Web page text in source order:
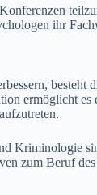
ihr
ermöglicht
Kriminologie
zum Beruf